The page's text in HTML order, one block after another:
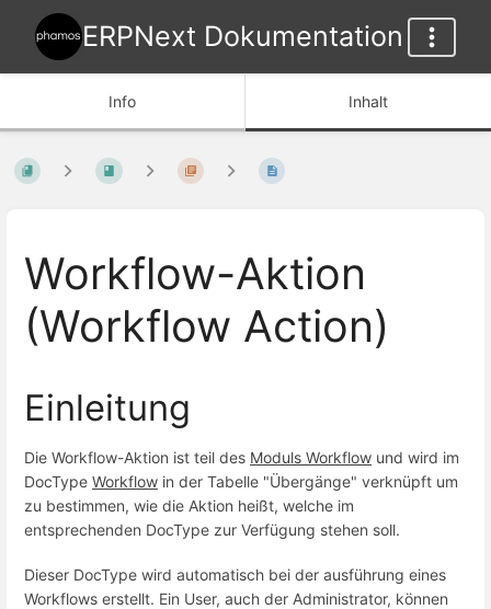
ERPNext Dokumentation
Info Inhalt
Workflow-Aktion
(Workflow Action)
Einleitung
Die Workflow-Aktion ist teil des Moduls Workflow und wird im
DocType Workflow in der Tabelle "Übergänge" verknüpft um
zu bestimmen, wie die Aktion heißt, welche im
entsprechenden DocType zur Verfügung stehen soll.
Dieser DocType wird automatisch bei der ausführung eines
Workflows erstellt. Ein User, auch der Administrator, können